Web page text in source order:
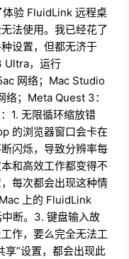
验 FluidLink 远程桌
法使用。我已经花了
设置，但都无济于
Ultra，运行
网络；Mac Studio
络；Meta Quest 3：
1. 无限循环缩放错
的浏览器窗口会卡在
闪烁，导致分辨率每
和高效工作都变得不
每次都会出现这种情
上的 FluidLink
断。3. 键盘输入故
作，要么完全无法工
享”设置，都会出现此